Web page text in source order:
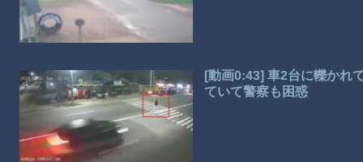
[動画0:43] 車2台に轢かれ
ていて警察も困惑